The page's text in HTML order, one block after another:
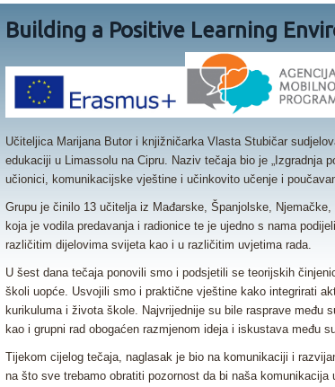
Building a Positive Learning
Učiteljica Marijana Butor i knjižničarka Vlasta Stubičar
edukaciji u Limassolu na Cipru. Naziv tečaja bio je „Izgradnja
učionici, komunikacijske vještine i učinkovito učenje i
Grupu je činilo 13 učitelja iz Mađarske, Španjolske,
koja je vodila predavanja i radionice te je ujedno s nama
različitim dijelovima svijeta kao i u različitim uvjetima rada.
U šest dana tečaja ponovili smo i podsjetili se teorijskih
školi uopće. Usvojili smo i praktične vještine kako integrirati
kurikuluma i života škole. Najvrijednije su bile rasprave među
kao i grupni rad obogaćen razmjenom ideja i iskustava među
Tijekom cijelog tečaja, naglasak je bio na komunikaciji i
na što sve trebamo obratiti pozornost da bi naša